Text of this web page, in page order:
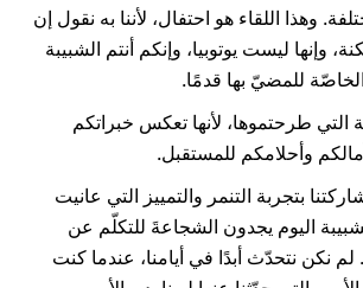
وهذا اللقاء هو احتفال، لأننا به نقول إن
وإنها ليست يوتوبيا، وإنكم أنتم الشبيبة
للمضيّ بها قدمًا.
التي طرحتموها، لأنها تعكس خبراتكم
وأحلامكم للمستقبل.
بتجربة التنمر والتمييز التي عانيت
اليوم يجدون الشجاعةَ للتكلّم عن
نكن نتحدّث أبدًا في أيامنا، عندما كنت